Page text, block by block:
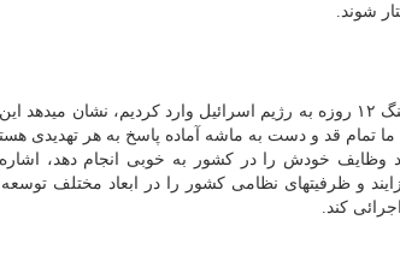
شوند.
راستینه اشاره کرد: ایران کشوری مقتدر و بزرگ است و ضربات سنگینی که در جنگ ۱۲ روزه به رژیم اسرائیل وارد کردیم، نشان
تمام قد و دست به ماشه آماده پاسخ به هر تهدیدی
وظایف خودش را در کشور به خوبی انجام دهد،
و ظرفیتهای نظامی کشور را در ابعاد مختلف توسعه
کند.